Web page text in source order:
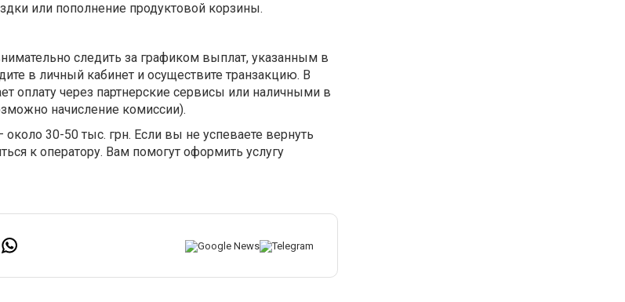
или пополнение продуктовой корзины.
следить за графиком выплат, указанным в
в личный кабинет и осуществите транзакцию. В
оплату через партнерские сервисы или наличными в
начисление комиссии).
30-50 тыс. грн. Если вы не успеваете вернуть
к оператору. Вам помогут оформить услугу